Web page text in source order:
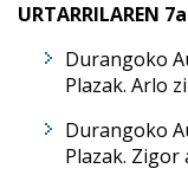
URTARRILAREN 7a
Durangoko
Plazak. Arlo
Durangoko
Plazak. Zigor